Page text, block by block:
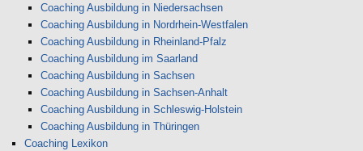
Coaching Ausbildung in Niedersachsen
Coaching Ausbildung in Nordrhein-Westfalen
Coaching Ausbildung in Rheinland-Pfalz
Coaching Ausbildung im Saarland
Coaching Ausbildung in Sachsen
Coaching Ausbildung in Sachsen-Anhalt
Coaching Ausbildung in Schleswig-Holstein
Coaching Ausbildung in Thüringen
Coaching Lexikon